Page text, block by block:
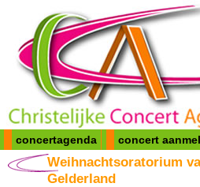
concertagenda concert
Weihnachtsoratorium
Gelderland